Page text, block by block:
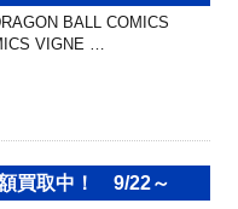
BALL COMICS
VIGNE …
買取中！ 9/22～